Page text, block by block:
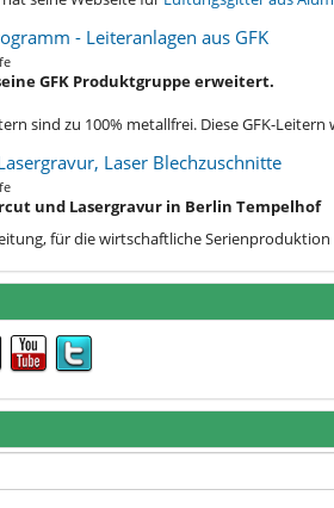
- Leiteranlagen aus GFK
GFK Produktgruppe erweitert.
sind zu 100% metallfrei. Diese GFK-
Laser Blechzuschnitte
und Lasergravur in Berlin Tempelhof
für die wirtschaftliche